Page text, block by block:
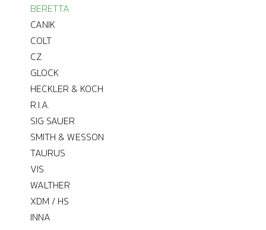
BERETTA
CANIK
COLT
CZ
GLOCK
HECKLER & KOCH
R.I.A.
SIG SAUER
SMITH & WESSON
TAURUS
VIS
WALTHER
XDM / HS
INNA